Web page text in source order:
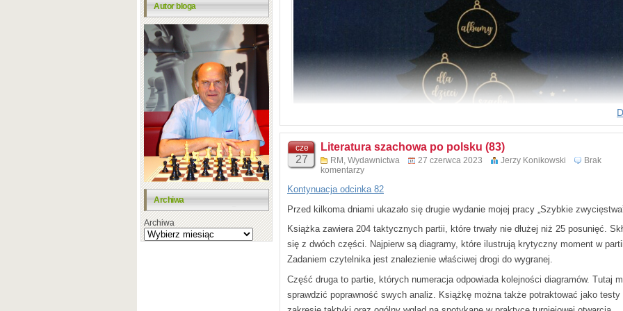
Autor bloga
Archiwa
Archiwa W rozdziale 5 „Graj gambity” przedstawiłem na bazie 30 tematycznych partii
Morra po ruchach 1.e4 c5 2.d4 cxd4 3.c3.
To ostre otwarcie jest groźną bronią przeciwko popularnej obronie sycylijskiej.
wypróbowanie gambitu, szczególnie młodym sympatykom szachów, najpierw w
towarzyskich, błyskawicznych oraz szybkich.
cze
27
Literatura szachowa po polsku (83)
RM , Wydawnictwa 27 czerwca 2023 Jerzy Konikowski
Brak
komentarzy
Kontynuacja odcinka 82
Przed kilkoma dniami ukazało się drugie wydanie mojej pracy „Szybkie
Książka zawiera 204 taktycznych partii, które trwały nie dłużej niż 25 posunięć.
się z dwóch części. Najpierw są diagramy, które ilustrują krytyczny moment w
Zadaniem czytelnika jest znalezienie właściwej drogi do wygranej.
Część druga to partie, których numeracja odpowiada kolejności diagramów. Tutaj
sprawdzić poprawność swych analiz. Książkę można także potraktować jako testy